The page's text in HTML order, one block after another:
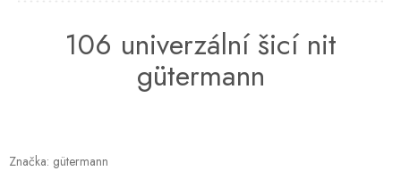
106 univerzální šicí nit
gütermann
Značka: gütermann